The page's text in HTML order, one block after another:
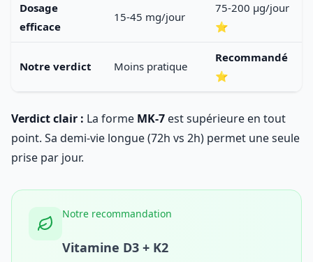
Dosage
efficace
15-45 mg/jour
75-200 µg/jour
⭐
Notre verdict Moins pratique
Recommandé
⭐
Verdict clair : La forme MK-7 est supérieure en tout
point. Sa demi-vie longue (72h vs 2h) permet une seule
prise par jour.
Notre recommandation
Vitamine D3 + K2